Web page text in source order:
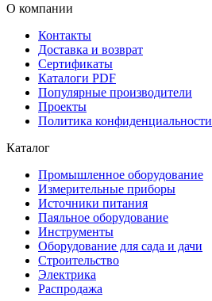
О компании
Контакты
Доставка и возврат
Сертификаты
Каталоги PDF
Популярные производители
Проекты
Политика конфиденциальности
Каталог
Промышленное оборудование
Измерительные приборы
Источники питания
Паяльное оборудование
Инструменты
Оборудование для сада и дачи
Строительство
Электрика
Распродажа